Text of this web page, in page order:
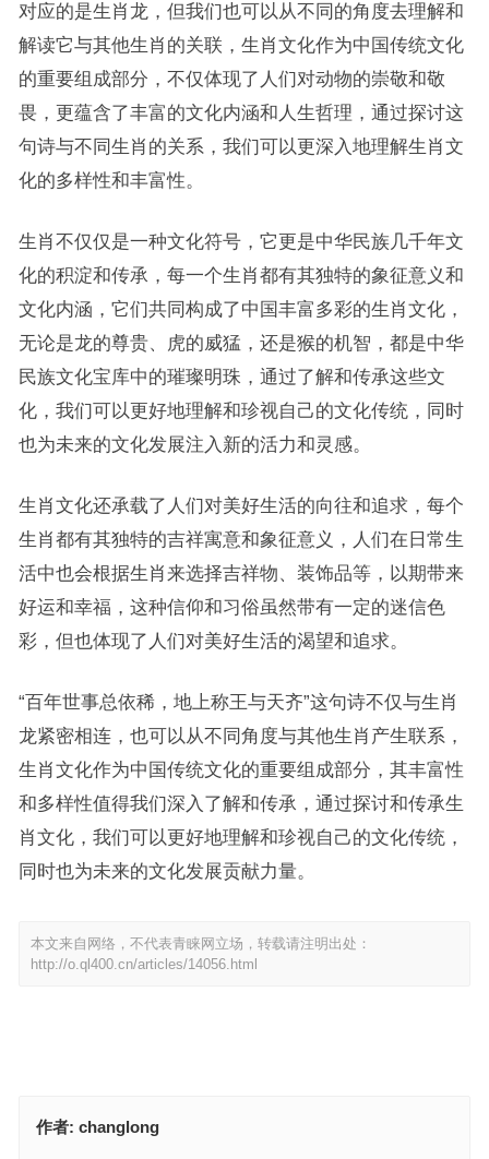
对应的是生肖龙，但我们也可以从不同的角度去理解和
解读它与其他生肖的关联，生肖文化作为中国传统文化
的重要组成部分，不仅体现了人们对动物的崇敬和敬
畏，更蕴含了丰富的文化内涵和人生哲理，通过探讨这
句诗与不同生肖的关系，我们可以更深入地理解生肖文
化的多样性和丰富性。
生肖不仅仅是一种文化符号，它更是中华民族几千年文
化的积淀和传承，每一个生肖都有其独特的象征意义和
文化内涵，它们共同构成了中国丰富多彩的生肖文化，
无论是龙的尊贵、虎的威猛，还是猴的机智，都是中华
民族文化宝库中的璀璨明珠，通过了解和传承这些文
化，我们可以更好地理解和珍视自己的文化传统，同时
也为未来的文化发展注入新的活力和灵感。
生肖文化还承载了人们对美好生活的向往和追求，每个
生肖都有其独特的吉祥寓意和象征意义，人们在日常生
活中也会根据生肖来选择吉祥物、装饰品等，以期带来
好运和幸福，这种信仰和习俗虽然带有一定的迷信色
彩，但也体现了人们对美好生活的渴望和追求。
“百年世事总依稀，地上称王与天齐”这句诗不仅与生肖
龙紧密相连，也可以从不同角度与其他生肖产生联系，
生肖文化作为中国传统文化的重要组成部分，其丰富性
和多样性值得我们深入了解和传承，通过探讨和传承生
肖文化，我们可以更好地理解和珍视自己的文化传统，
同时也为未来的文化发展贡献力量。
本文来自网络，不代表青睐网立场，转载请注明出处：
http://o.ql400.cn/articles/14056.html
作者: changlong